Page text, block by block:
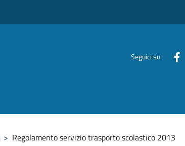
Seguici su
> Regolamento servizio trasporto scolastico 2013